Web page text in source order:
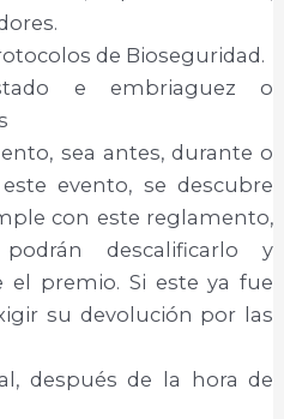
de Bioseguridad.
e embriaguez o
sea antes, durante o
evento, se descubre
con este reglamento,
descalificarlo y
el premio. Si este ya fue
su devolución por las
después de la hora de